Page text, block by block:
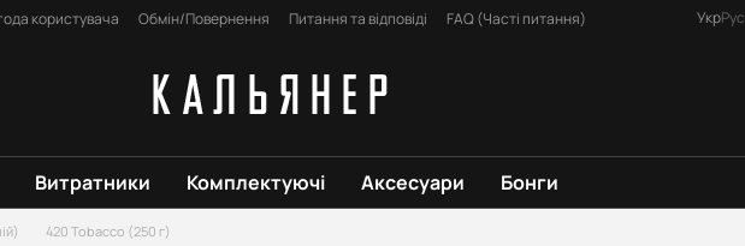
користувача Обмін/Повернення Питання та відповіді
FAQ (Часті питання)
УкрРус
Витратники Комплектуючі Аксесуари Бонги
420 Tobacco (250 г)